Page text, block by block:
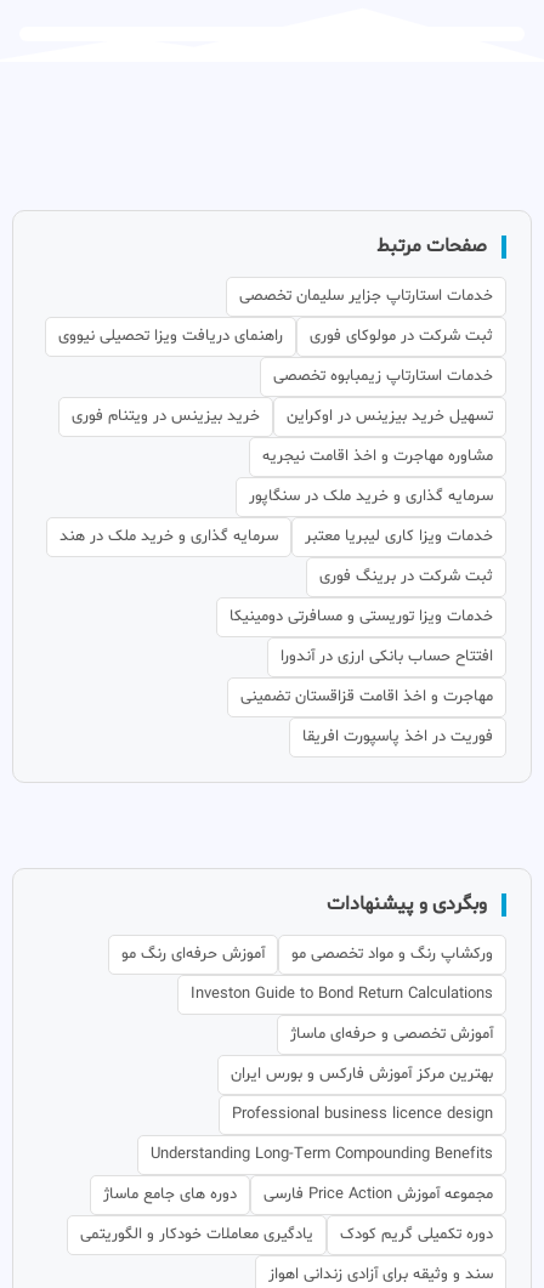
صفحات مرتبط
خدمات استارتاپ جزایر سلیمان تخصصی
ثبت شرکت در مولوکای فوری
راهنمای دریافت ویزا تحصیلی نیووی
خدمات استارتاپ زیمبابوه تخصصی
تسهیل خرید بیزینس در اوکراین
خرید بیزینس در ویتنام فوری
مشاوره مهاجرت و اخذ اقامت نیجریه
سرمایه گذاری و خرید ملک در سنگاپور
خدمات ویزا کاری لیبریا معتبر
سرمایه گذاری و خرید ملک در هند
ثبت شرکت در برینگ فوری
خدمات ویزا توریستی و مسافرتی دومینیکا
افتتاح حساب بانکی ارزی در آندورا
مهاجرت و اخذ اقامت قزاقستان تضمینی
فوریت در اخذ پاسپورت افریقا
وبگردی و پیشنهادات
ورکشاپ رنگ و مواد تخصصی مو
آموزش حرفه‌ای رنگ مو
Investon Guide to Bond Return Calculations
آموزش تخصصی و حرفه‌ای ماساژ
بهترین مرکز آموزش فارکس و بورس ایران
Professional business licence design
Understanding Long-Term Compounding Benefits
مجموعه آموزش Price Action فارسی
دوره های جامع ماساژ
دوره تکمیلی گریم کودک
یادگیری معاملات خودکار و الگوریتمی
سند و وثیقه برای آزادی زندانی اهواز